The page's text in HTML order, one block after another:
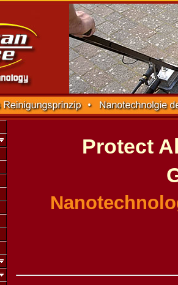
Protect